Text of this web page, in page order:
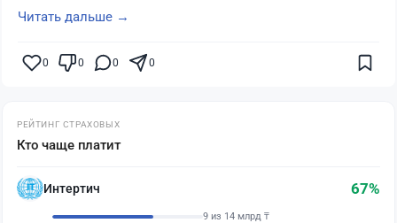
Читать дальше →
0 0 0 0
РЕЙТИНГ СТРАХОВЫХ
Кто чаще платит
Интертич 67%
9 из 14 млрд ₸